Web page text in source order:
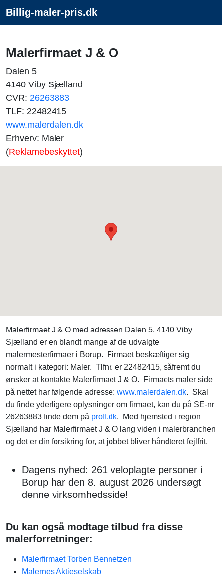
Billig-maler-pris.dk
Malerfirmaet J & O
Dalen 5
4140 Viby Sjælland
CVR: 26263883
TLF: 22482415
www.malerdalen.dk
Erhverv: Maler
(Reklamebeskyttet)
Malerfirmaet J & O med adressen Dalen 5, 4140 Viby
Sjælland er en blandt mange af de udvalgte
malermesterfirmaer i Borup. Firmaet beskæftiger sig
normalt i kategori: Maler. Tlfnr. er 22482415, såfremt du
ønsker at kontakte Malerfirmaet J & O. Firmaets maler side
på nettet har følgende adresse: www.malerdalen.dk. Skal
du finde yderligere oplysninger om firmaet, kan du på SE-nr
26263883 finde dem på proff.dk. Med hjemsted i region
Sjælland har Malerfirmaet J & O lang viden i malerbranchen
og det er din forsikring for, at jobbet bliver håndteret fejlfrit.
Dagens nyhed: 261 veloplagte personer i
Borup har den 8. august 2026 undersøgt
denne virksomhedsside!
Du kan også modtage tilbud fra disse
malerforretninger:
Malerfirmaet Torben Bennetzen
Malernes Aktieselskab